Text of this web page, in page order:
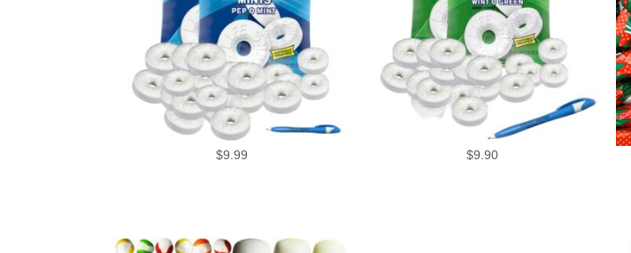
$9.99 $9.90